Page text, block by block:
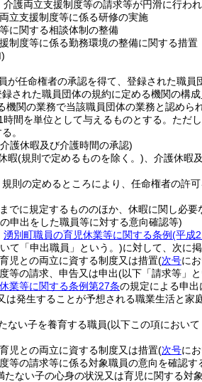
護両立支援制度等の請求等が円滑に行われ
立支援制度等に係る研修の実施
に関する相談体制の整備
制度等に係る勤務環境の整備に関する措置
が任命権者の承認を得て、登録された職員
された職員団体の規約に定める機関の構
機関の業務で当該職員団体の業務と認めら
間を単位として与えるものとする。 ただ
。
護休暇及び介護時間の承認)
暇(規則で定めるものを除く。) 、介護休暇
則の定めるところにより、任命権者の許可
までに規定するもののほか、休暇に関し必要
申出をした職員等に対する意向確認等)
湧別町職員の育児休業等に関する条例(平成
て「申出職員」という。)に対して、次に
児との両立に資する制度又は措置(次号に
等の請求、申告又は申出(以下「請求等」
業等に関する条例第27条の規定による申
は発生することが予想される職業生活と
ない子を養育する職員(以下この項におい
児との両立に資する制度又は措置(次号に
等の請求等に係る対象職員の意向を確認す
たない子の心身の状況又は育児に関する対